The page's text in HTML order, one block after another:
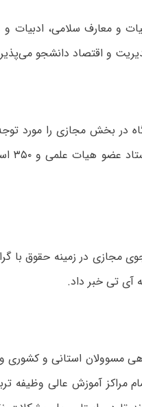
و معارف سلامی، ادبیات و
و اقتصاد دانشجو
در بخش مجازی را مورد
حال
مجازی در زمینه حقوق
آی تی خبر داد.
مسوولان استانی و
مراکز آموزش عالی وظیفه